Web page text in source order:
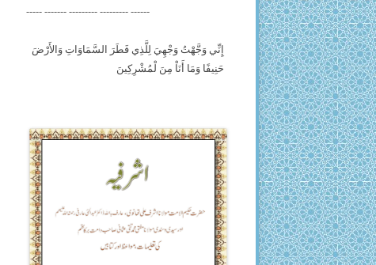
----- ------- --------- --------- ------
إِنِّي وَجَّهْتُ وَجْهِيَ لِلَّذِي فَطَرَ السَّمَاوَاتِ وَالأَرْضَ
حَنِيفًا وَمَا أَنَاْ مِنَ لْمُشْرِكِينَ